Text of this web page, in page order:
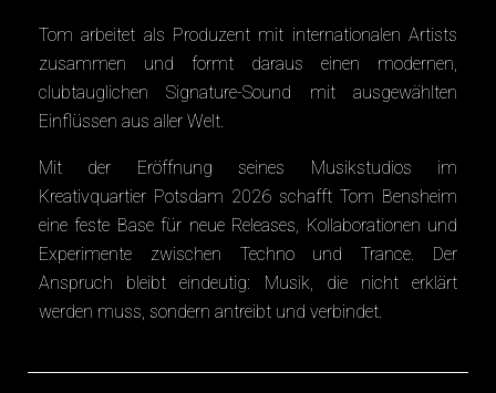
Tom arbeitet als Produzent mit internationalen Artists
zusammen und formt daraus einen modernen,
clubtauglichen Signature-Sound mit ausgewählten
Einflüssen aus aller Welt.
Mit der Eröffnung seines Musikstudios im
Kreativquartier Potsdam 2026 schafft Tom Bensheim
eine feste Base für neue Releases, Kollaborationen und
Experimente zwischen Techno und Trance. Der
Anspruch bleibt eindeutig: Musik, die nicht erklärt
werden muss, sondern antreibt und verbindet.